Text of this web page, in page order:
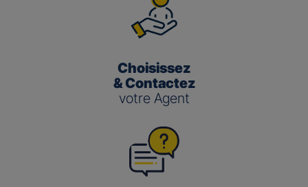
Choisissez
& Contactez
votre Agent